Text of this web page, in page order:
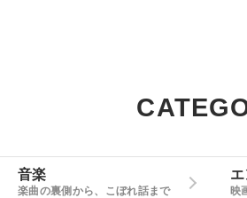
音楽
楽曲の裏側から、こぼれ話まで 映